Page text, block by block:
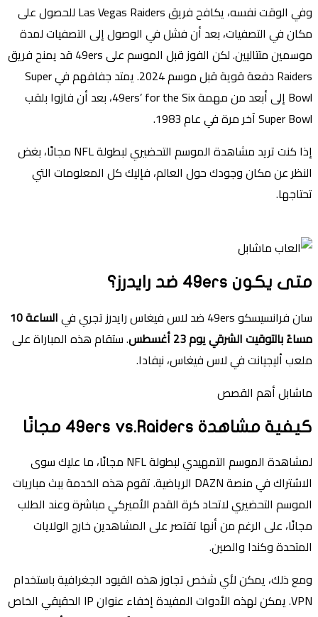
وفي الوقت نفسه، يكافح فريق Las Vegas Raiders للحصول على
مكان في التصفيات، بعد أن فشل في الوصول إلى التصفيات لمدة
موسمين متتاليين. لكن الفوز قبل الموسم على 49ers قد يمنح فريق
Raiders دفعة قوية قبل موسم 2024. يمتد جفافهم في Super
Bowl إلى أبعد من مهمة 49ers’ for the Six، بعد أن فازوا بلقب
Super Bowl آخر مرة في عام 1983.
إذا كنت تريد مشاهدة الموسم التحضيري لبطولة NFL مجانًا، بغض
النظر عن مكان وجودك حول العالم، فإليك كل المعلومات التي
تحتاجها.
متى يكون 49ers ضد رايدرز؟
سان فرانسيسكو 49ers ضد لاس فيغاس رايدرز تجري في
الساعة 10
مساءً بالتوقيت الشرقي يوم 23 أغسطس
. ستقام هذه المباراة على
ملعب أليجيانت في لاس فيغاس، نيفادا.
ماشابل أهم القصص
كيفية مشاهدة 49ers vs.Raiders مجانًا
لمشاهدة الموسم التمهيدي لبطولة NFL مجانًا، ما عليك سوى
الاشتراك في منصة DAZN الرياضية. تقوم هذه الخدمة ببث مباريات
الموسم التحضيري لاتحاد كرة القدم الأميركي مباشرة وعند الطلب
مجانًا، على الرغم من أنها تقتصر على المشاهدين خارج الولايات
المتحدة وكندا والصين.
ومع ذلك، يمكن لأي شخص تجاوز هذه القيود الجغرافية باستخدام
VPN. يمكن لهذه الأدوات المفيدة إخفاء عنوان IP الحقيقي الخاص